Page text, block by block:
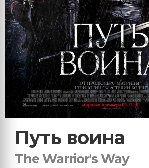
Путь воина
The Warrior's Way